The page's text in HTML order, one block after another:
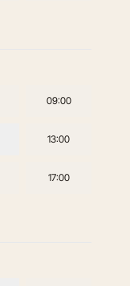
09:00
13:00
17:00